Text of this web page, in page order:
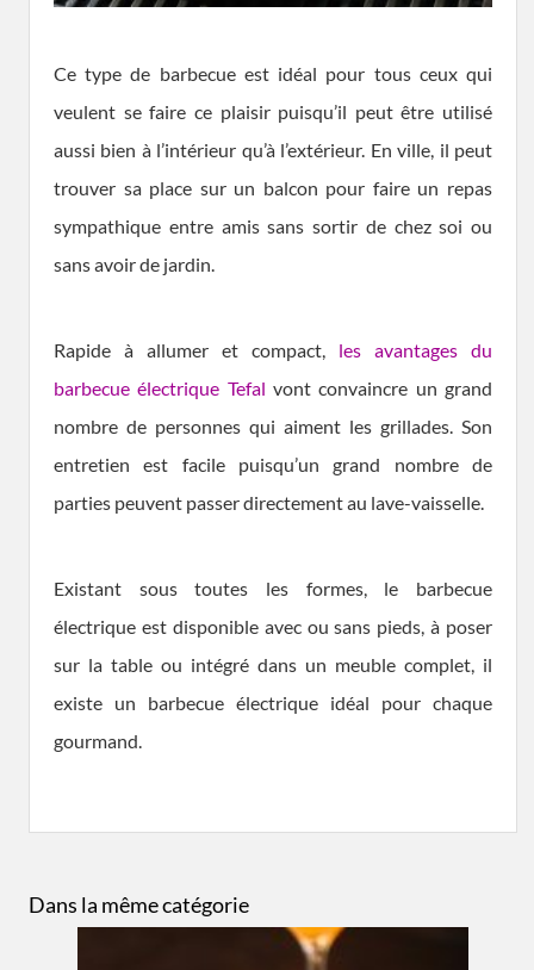
Ce type de barbecue est idéal pour tous ceux qui
veulent se faire ce plaisir puisqu’il peut être utilisé
aussi bien à l’intérieur qu’à l’extérieur. En ville, il peut
trouver sa place sur un balcon pour faire un repas
sympathique entre amis sans sortir de chez soi ou
sans avoir de jardin.
Rapide à allumer et compact, les avantages du
barbecue électrique Tefal vont convaincre un grand
nombre de personnes qui aiment les grillades. Son
entretien est facile puisqu’un grand nombre de
parties peuvent passer directement au lave-vaisselle.
Existant sous toutes les formes, le barbecue
électrique est disponible avec ou sans pieds, à poser
sur la table ou intégré dans un meuble complet, il
existe un barbecue électrique idéal pour chaque
gourmand.
Dans la même catégorie